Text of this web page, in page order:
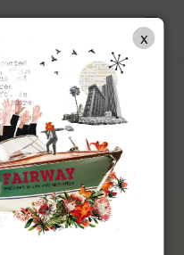
| Juriste
x